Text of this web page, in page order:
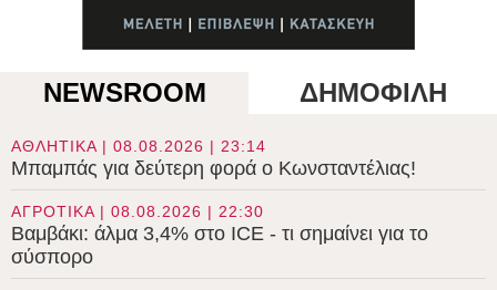
NEWSROOM ΔΗΜΟΦΙΛΗ
ΑΘΛΗΤΙΚΑ | 08.08.2026 | 23:14
Μπαμπάς για δεύτερη φορά ο Κωνσταντέλιας!
ΑΓΡΟΤΙΚΑ | 08.08.2026 | 22:30
Βαμβάκι: άλμα 3,4% στο ICE - τι σημαίνει για το
σύσπορο